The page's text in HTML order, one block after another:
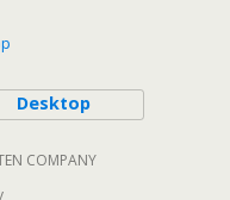
Desktop
COMPANY